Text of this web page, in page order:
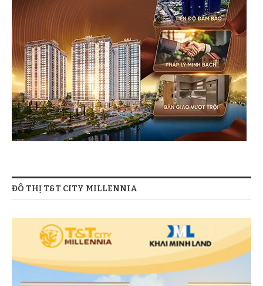
ĐÔ THỊ T&T CITY MILLENNIA